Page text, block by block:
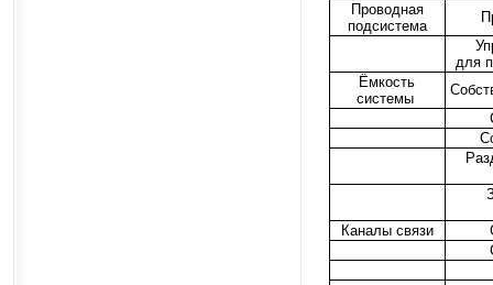
Проводная
подсистема
для
Ёмкость
системы
Каналы связи